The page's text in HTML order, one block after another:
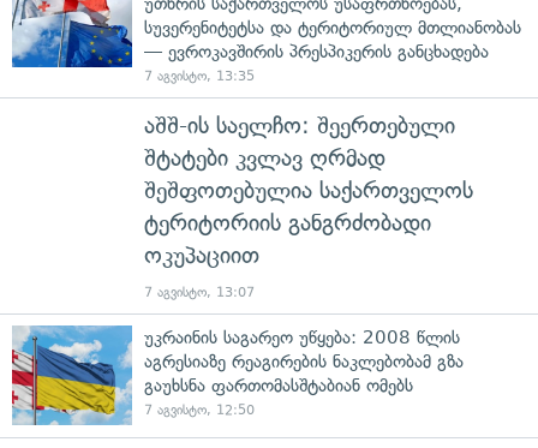
სუვერენიტეტსა და ტერიტორიულ მთლიანობას
— ევროკავშირის პრესპიკერის განცხადება
7 აგვისტო, 13:35
აშშ-ის საელჩო: შეერთებული
შტატები კვლავ ღრმად
შეშფოთებულია საქართველოს
ტერიტორიის განგრძობადი
ოკუპაციით
7 აგვისტო, 13:07
უკრაინის საგარეო უწყება: 2008 წლის
აგრესიაზე რეაგირების ნაკლებობამ გზა
გაუხსნა ფართომასშტაბიან ომებს
7 აგვისტო, 12:50